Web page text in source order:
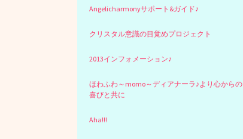
Angelicharmonyサポート&ガイド♪
クリスタル意識の目覚めプロジェクト
2013インフォメーション♪
ほわふわ～momo～ディアナーラ♪より心からの
喜びと共に
Aha!!!